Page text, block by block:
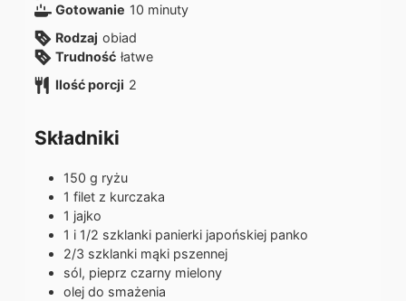
i
Gotowanie 10 m
u
minuty
Rodzaj obiad
Trudność łatwe
Ilość porcji 2
Składniki
150 g ryżu
1 filet z kurczaka
1 jajko
1 i 1/2 szklanki panierki japońskiej panko
2/3 szklanki mąki pszennej
sól, pieprz czarny mielony
olej do smażenia